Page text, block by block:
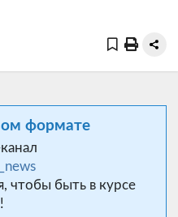
формате
чтобы быть в курсе